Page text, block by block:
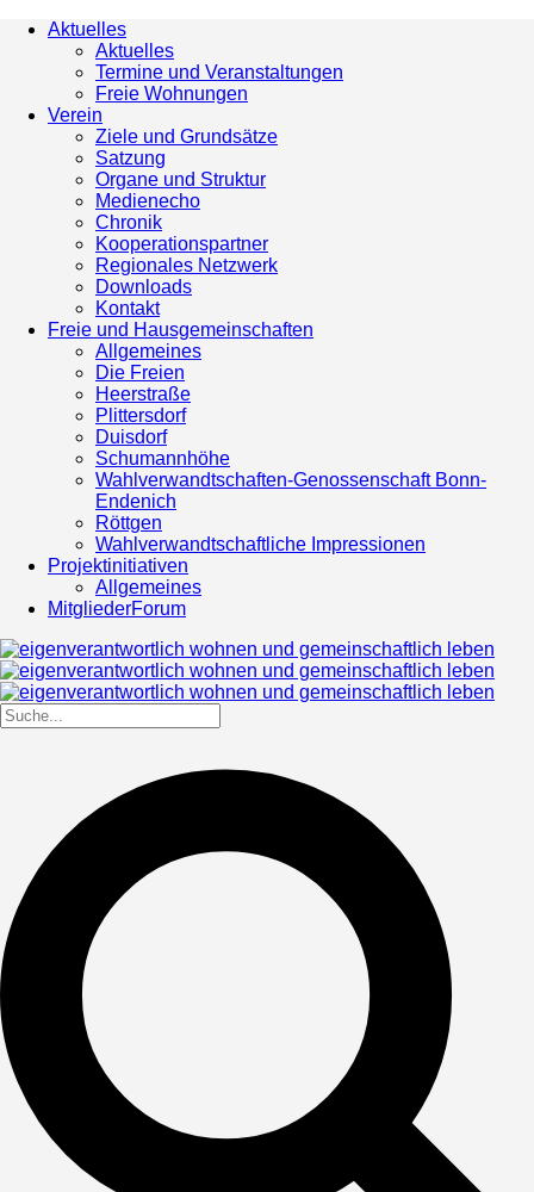
Aktuelles
Aktuelles
Termine und Veranstaltungen
Freie Wohnungen
Verein
Ziele und Grundsätze
Satzung
Organe und Struktur
Medienecho
Chronik
Kooperationspartner
Regionales Netzwerk
Downloads
Kontakt
Freie und Hausgemeinschaften
Allgemeines
Die Freien
Heerstraße
Plittersdorf
Duisdorf
Schumannhöhe
Wahlverwandtschaften-Genossenschaft Bonn-
Endenich
Röttgen
Wahlverwandtschaftliche Impressionen
Projektinitiativen
Allgemeines
MitgliederForum